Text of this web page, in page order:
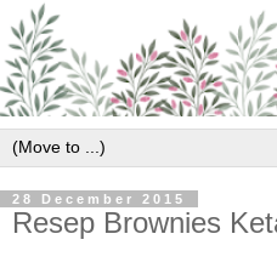
28 December 2015
Resep Brownies